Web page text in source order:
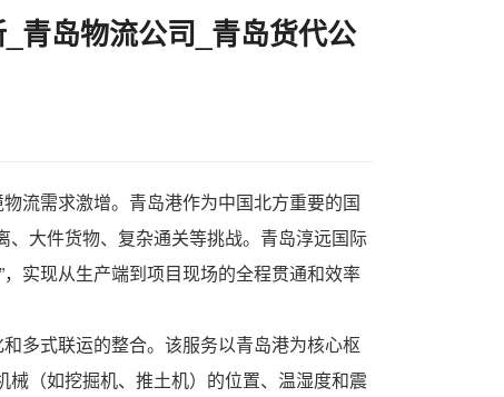
青岛物流公司_青岛货代公
物流需求激增。青岛港作为中国北方重要的国
大件货物、复杂通关等挑战。 青岛淳远国际
实现从生产端到项目现场的全程贯通和效率
多式联运的整合。该服务以青岛港为核心枢
（如挖掘机、推土机）的位置、温湿度和震